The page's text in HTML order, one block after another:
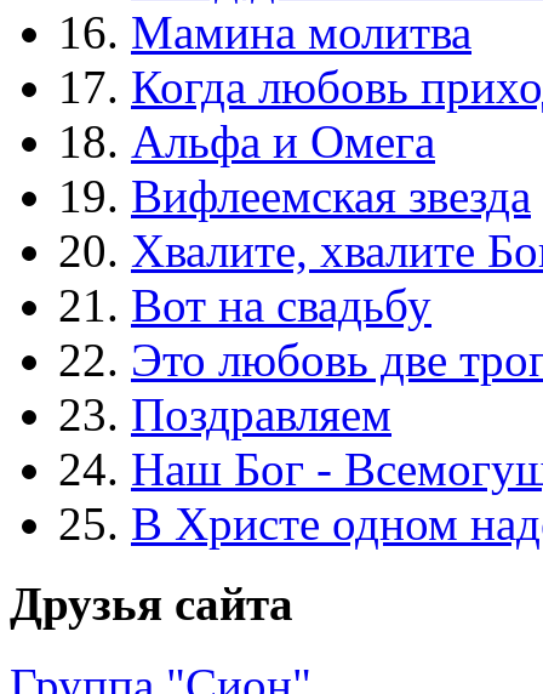
16. Мамина молитва
17. Когда любовь
18. Альфа и Омега
19. Вифлеемская звезда
20. Хвалите, хвалите
21. Вот на свадьбу
22. Это любовь две
23. Поздравляем
24. Наш Бог -
25. В Христе одном
Друзья сайта